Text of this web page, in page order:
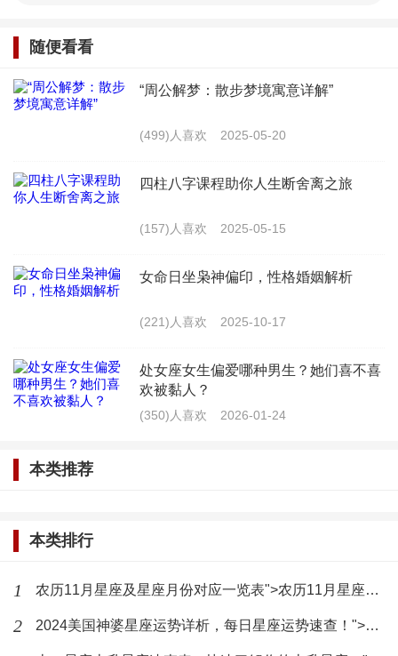
拒绝合作：他们可能会拒绝与他人合作，甚至在
团队中制造矛盾，破坏团队和谐。
逃避责任：黑化后的水瓶座可能会逃避责任，将
水瓶座面对的两大克星星座
在星座学中，每个星座都有其对应的克星星座，
这些星座在与水瓶座互动时可能会产生冲突。以下是
水瓶座面对的两大克星星座：
1. 巨蟹座
巨蟹座是水象星座，与水瓶座的风象特性相冲
自由和独立。当这两者相遇时，可能会因为观念和价
和束缚。
随便看看
“周公解梦：散步梦境寓意详解”
(499)人喜欢 2025-05-20
四柱八字课程助你人生断舍离之旅
(157)人喜欢 2025-05-15
女命日坐枭神偏印，性格婚姻解析
(221)人喜欢 2025-10-17
处女座女生偏爱哪种男生？她们喜不喜
欢被黏人？
(350)人喜欢 2026-01-24
本类推荐
本类排行
1 农历11月星座及星座月份对应一览表">农历11月星座及星座月份对应一览表
2 2024美国神婆星座运势详析，每日星座运势速查！">2024美国神婆星座运势详析，每日星座运势速查！